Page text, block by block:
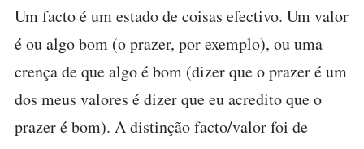
Um facto é um estado de coisas efectivo. Um valor
é ou algo bom (o prazer, por exemplo), ou uma
crença de que algo é bom (dizer que o prazer é um
dos meus valores é dizer que eu acredito que o
prazer é bom). A distinção facto/valor foi de